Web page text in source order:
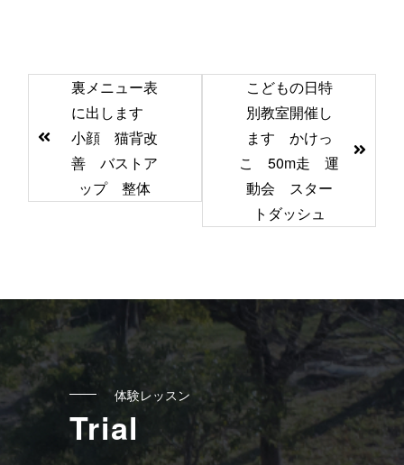
の
事
ン
ク
裏メニュー表
に出します
小顔 猫背改
善 バストア
ップ 整体
こどもの日特
別教室開催し
ます かけっ
こ 50m走 運
動会 スター
トダッシュ
体験レッスン
Trial